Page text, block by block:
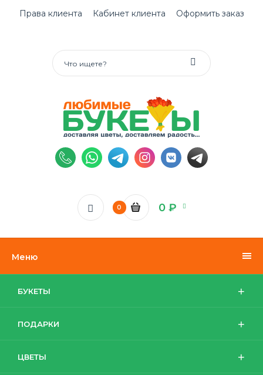
Права клиента Кабинет клиента Оформить заказ
0 0 ₽
Меню
БУКЕТЫ
ПОДАРКИ
ЦВЕТЫ